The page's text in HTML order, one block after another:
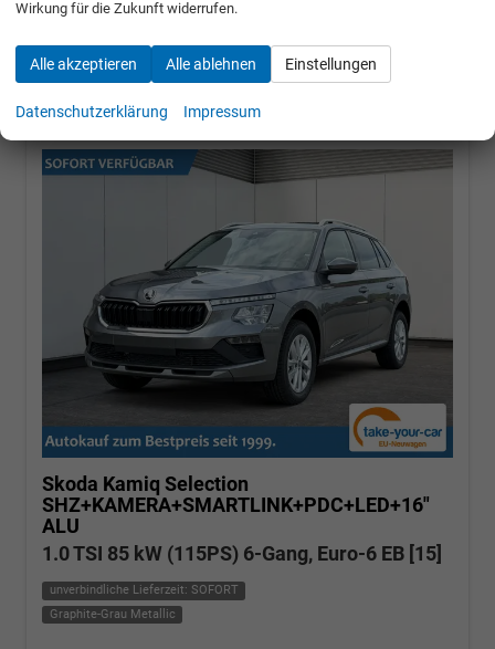
22.450,– €
incl. 19% MwSt.
Skoda Kamiq Selection
SHZ+KAMERA+SMARTLINK+PDC+LED+16"
ALU
1.0 TSI 85 kW (115PS) 6-Gang, Euro-6 EB [15]
unverbindliche Lieferzeit: SOFORT
Graphite-Grau Metallic
Wirkung für die Zukunft widerrufen.
Alle akzeptieren Alle ablehnen Einstellungen
Datenschutzerklärung Impressum